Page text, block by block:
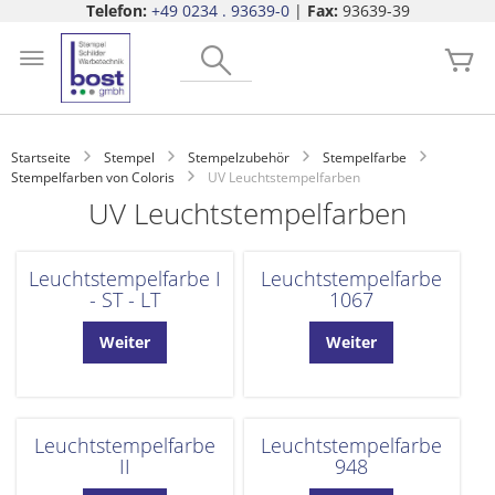
Telefon: +49 0234 . 93639-0| Fax: 93639-39
springen
Startseite Stempel Stempelzubehör
Stempelfarbe
Stempelfarben von Coloris
UV Leuchtstempelfarben
UV Leuchtstempelfarben
Leuchtstempelfarbe I
- ST - LT
Weiter
Leuchtstempelfarbe
1067
Weiter
Leuchtstempelfarbe
II
Leuchtstempelfarbe
948